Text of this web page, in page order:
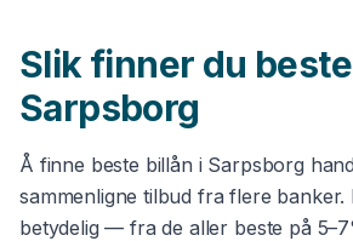
Slik finner du beste
Sarpsborg
Å finne beste billån i Sarpsborg
sammenligne tilbud fra flere banker.
betydelig — fra de aller beste på